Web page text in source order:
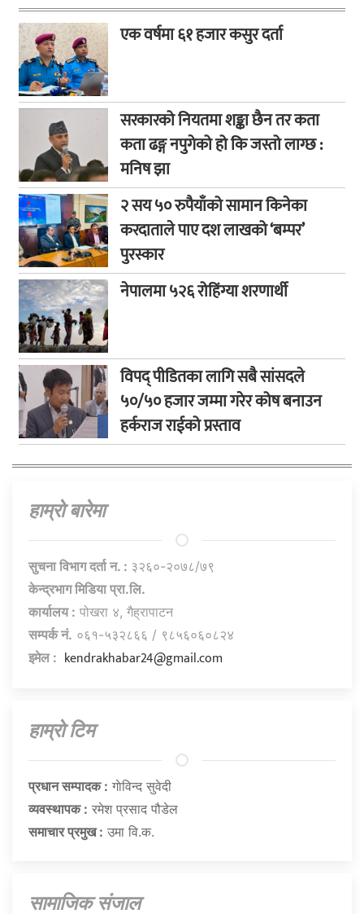
एक वर्षमा ६१ हजार कसुर दर्ता
सरकारको नियतमा शङ्का छैन तर कता
कता ढङ्ग नपुगेको हो कि जस्तो लाग्छ :
मनिष झा
२ सय ५० रुपैयाँको सामान किनेका
करदाताले पाए दश लाखको ‘बम्पर’
पुरस्कार
नेपालमा ५२६ रोहिंग्या शरणार्थी
विपद् पीडितका लागि सबै सांसदले
५०/५० हजार जम्मा गरेर कोष बनाउन
हर्कराज राईको प्रस्ताव
हाम्राे बारेमा
सुचना विभाग दर्ता न. : ३२६०-२०७८/७९
केन्द्रभाग मिडिया प्रा.लि.
कार्यालय : पोखरा ४, गैह्रापाटन
सम्पर्क नं. ०६१-५३२८६६ / ९८५६०६०८२४
इमेल : kendrakhabar24@gmail.com
हाम्राे टिम
प्रधान सम्पादक : गाेविन्द सुवेदी
व्यवस्थापक : रमेश प्रसाद पौडेल
समाचार प्रमुख : उमा वि.क.
सामाजिक संजाल